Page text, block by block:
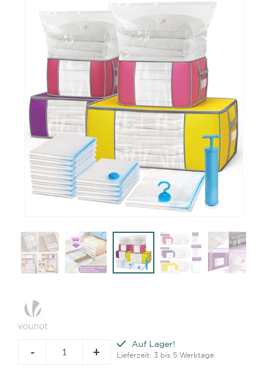
- +
Auf Lager!
Lieferzeit: 3 bis 5 Werktage.